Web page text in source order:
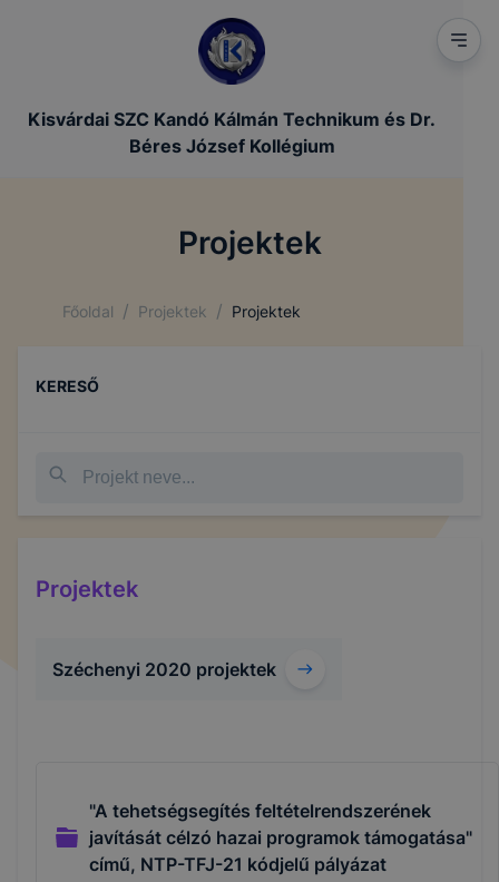
Kisvárdai SZC Kandó Kálmán Technikum és Dr.
Béres József Kollégium
Projektek
Főoldal / Projektek / Projektek
KERESŐ
Projektek
Széchenyi 2020 projektek
"A tehetségsegítés feltételrendszerének
javítását célzó hazai programok támogatása"
című, NTP-TFJ-21 kódjelű pályázat